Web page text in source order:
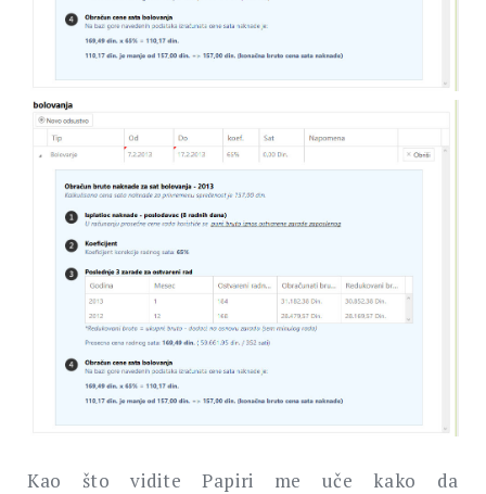
Kao što vidite Papiri me uče kako da